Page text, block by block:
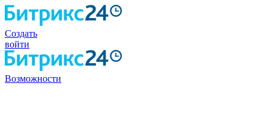
Создать
войти
Возможности